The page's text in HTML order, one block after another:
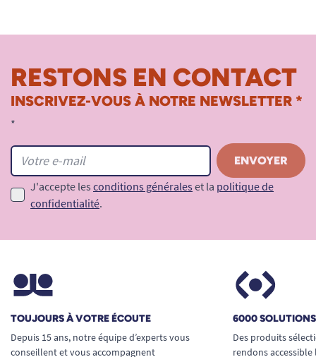
RESTONS EN CONTACT
INSCRIVEZ-VOUS À NOTRE NEWSLETTER *
*
J'accepte les conditions générales et la politique de
confidentialité.
TOUJOURS À VOTRE ÉCOUTE
Depuis 15 ans, notre équipe d’experts vous
conseillent et vous accompagnent
6000
Des produits
rendons